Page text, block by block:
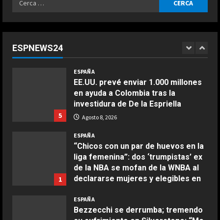
ESPNEWS24
4
Últimas noticias | 08 agosto 2026 –
Mañana
5
ESPAÑA
EE.UU. prevé enviar 1.000 millones
en ayuda a Colombia tras la
investidura de De la Espriella
Agosto 8, 2026
1
ESPAÑA
“Chicos con un par de huevos en la
liga femenina”: dos ‘trumpistas’ ex
de la NBA se mofan de la WNBA al
declararse mujeres y elegibles en
Agosto 8, 2026
ESPAÑA
Bezzecchi se derrumba; tremendo
4
Buñuelos de alcachofas
Aprile 5, 2026
Ternera guisada con senderuelas
Marzo 20, 2026
COCINA
Ensalada de habas y alcachofas con
langostinos
Giugno 20, 2026
Ensalada de espinacas deliciosa
DEPORTES
1-3: El Juárez, el único mexicano
Agosto 8, 2026